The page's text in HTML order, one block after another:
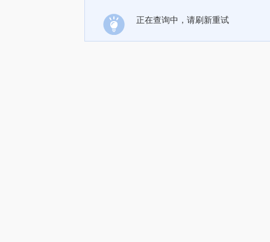
正在查询中，请刷新重试